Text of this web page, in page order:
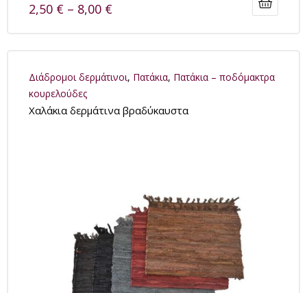
2,50 € – 8,00 €
Διάδρομοι δερμάτινοι, Πατάκια, Πατάκια – ποδόμακτρα
κουρελούδες
Χαλάκια δερμάτινα βραδύκαυστα